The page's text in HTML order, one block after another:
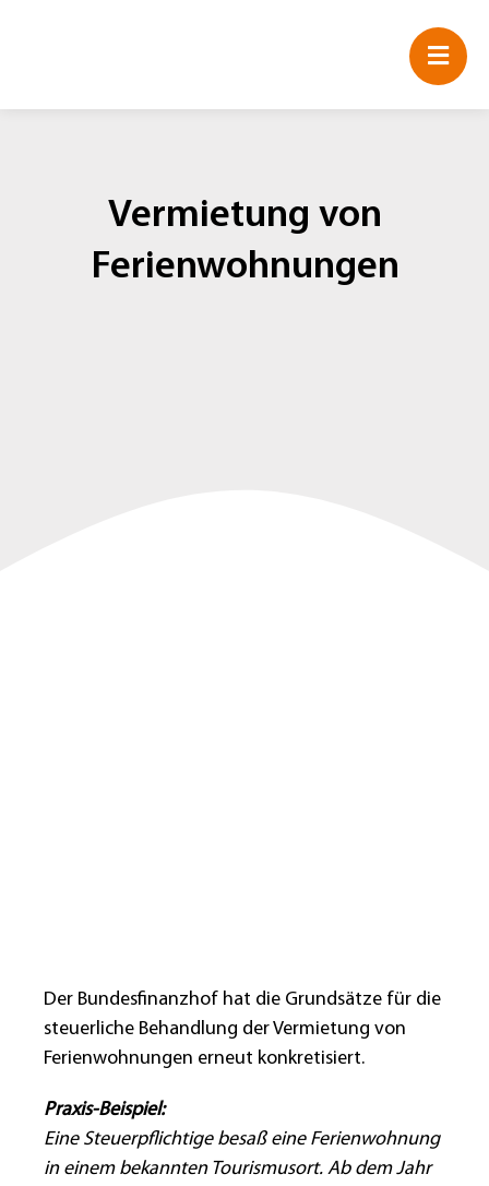
Vermietung von
Ferienwohnungen
Der Bundesfinanzhof hat die Grundsätze für die
steuerliche Behandlung der Vermietung von
Ferienwohnungen erneut konkretisiert.
Praxis-Beispiel:
Eine Steuerpflichtige besaß eine Ferienwohnung
in einem bekannten Tourismusort. Ab dem Jahr